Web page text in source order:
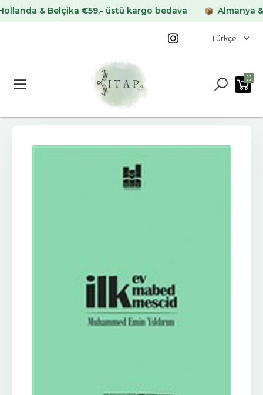
& Belçika €59,- üstü kargo bedava Almanya &
0